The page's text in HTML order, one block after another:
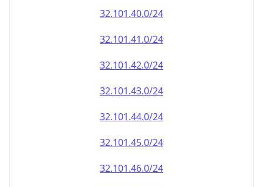
32.101.40.0/24
32.101.41.0/24
32.101.42.0/24
32.101.43.0/24
32.101.44.0/24
32.101.45.0/24
32.101.46.0/24